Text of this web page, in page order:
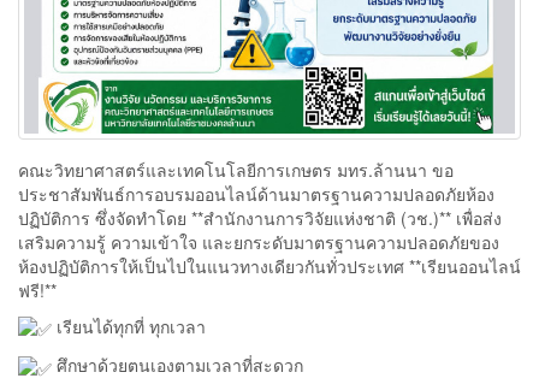
คณะวิทยาศาสตร์และเทคโนโลยีการเกษตร มทร.ล้านนา ขอ
ประชาสัมพันธ์การอบรมออนไลน์ด้านมาตรฐานความปลอดภัยห้อง
ปฏิบัติการ ซึ่งจัดทำโดย **สำนักงานการวิจัยแห่งชาติ (วช.)** เพื่อส่ง
เสริมความรู้ ความเข้าใจ และยกระดับมาตรฐานความปลอดภัยของ
ห้องปฏิบัติการให้เป็นไปในแนวทางเดียวกันทั่วประเทศ **เรียนออนไลน์
ฟรี!**
เรียนได้ทุกที่ ทุกเวลา
ศึกษาด้วยตนเองตามเวลาที่สะดวก